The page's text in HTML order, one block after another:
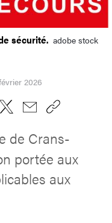
sécurité. adobe stock
2026
de Crans-
portée aux
aux